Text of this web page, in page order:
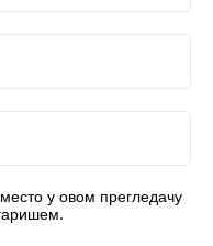
у овом прегледачу